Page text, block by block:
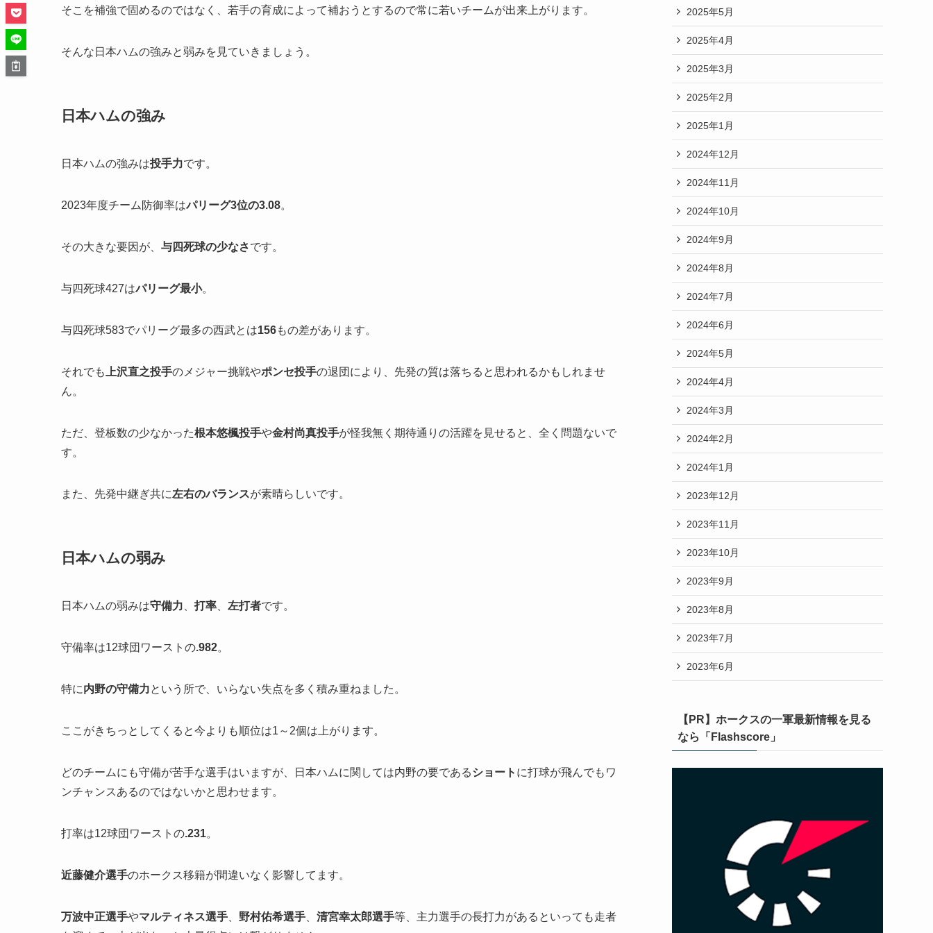
そこを補強で固めるのではなく、若手の育成によって補おうとするので常に若いチームが出来上がります。
そんな日本ハムの強みと弱みを見ていきましょう。
日本ハムの強み
日本ハムの強みは投手力です。
2023年度チーム防御率はパリーグ3位の3.08。
その大きな要因が、 与四死球の少なさです。
与四死球427はパリーグ最小。
与四死球583でパリーグ最多の西武とは156もの差があります。
それでも上沢直之投手のメジャー挑戦やポンセ投手の退団により、先発の質は落ちると思われるかもしれませ
ん。
ただ、登板数の少なかった根本悠楓投手や金村尚真投手が怪我無く期待通りの活躍を見せると、全く問題ないで
す。
また、先発中継ぎ共に左右のバランスが素晴らしいです。
日本ハムの弱み
日本ハムの弱みは守備力 打率 左打者です。
守備率は12球団ワーストの.982。
特に内野の守備力という所で、いらない失点を多く積み重ねました。
ここがきちっとしてくると今よりも順位は1～2個は上がります。
どのチームにも守備が苦手な選手はいますが、日本ハムに関しては内野の要であるショート に打球が飛んでもワ
ンチャンスあるのではないかと思わせます。
打率は12球団ワーストの.231。
近藤健介選手のホークス移籍が間違いなく影響してます。
万波中正選手やマルティネス選手 野村佑希選手 清宮幸太郎選手等、主力選手の長打力があるといっても走者
2025年5月
2025年4月
2025年3月
2025年2月
2025年1月
2024年12月
2024年11月
2024年10月
2024年9月
2024年8月
2024年7月
2024年6月
2024年5月
2024年4月
2024年3月
2024年2月
2024年1月
2023年12月
2023年11月
2023年10月
2023年9月
2023年8月
2023年7月
2023年6月
【PR】ホークスの一軍最新情報を見る
なら「Flashscore」